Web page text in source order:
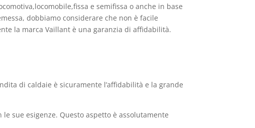
e semifissa o anche in base
dobbiamo considerare che non è facile
la marca Vaillant è una garanzia di affidabilità.
di caldaie è sicuramente l’affidabilità e la grande
sue esigenze. Questo aspetto è assolutamente